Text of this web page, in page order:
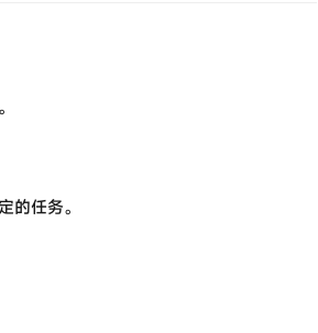
的任务。